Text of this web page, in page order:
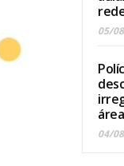
05/
04/